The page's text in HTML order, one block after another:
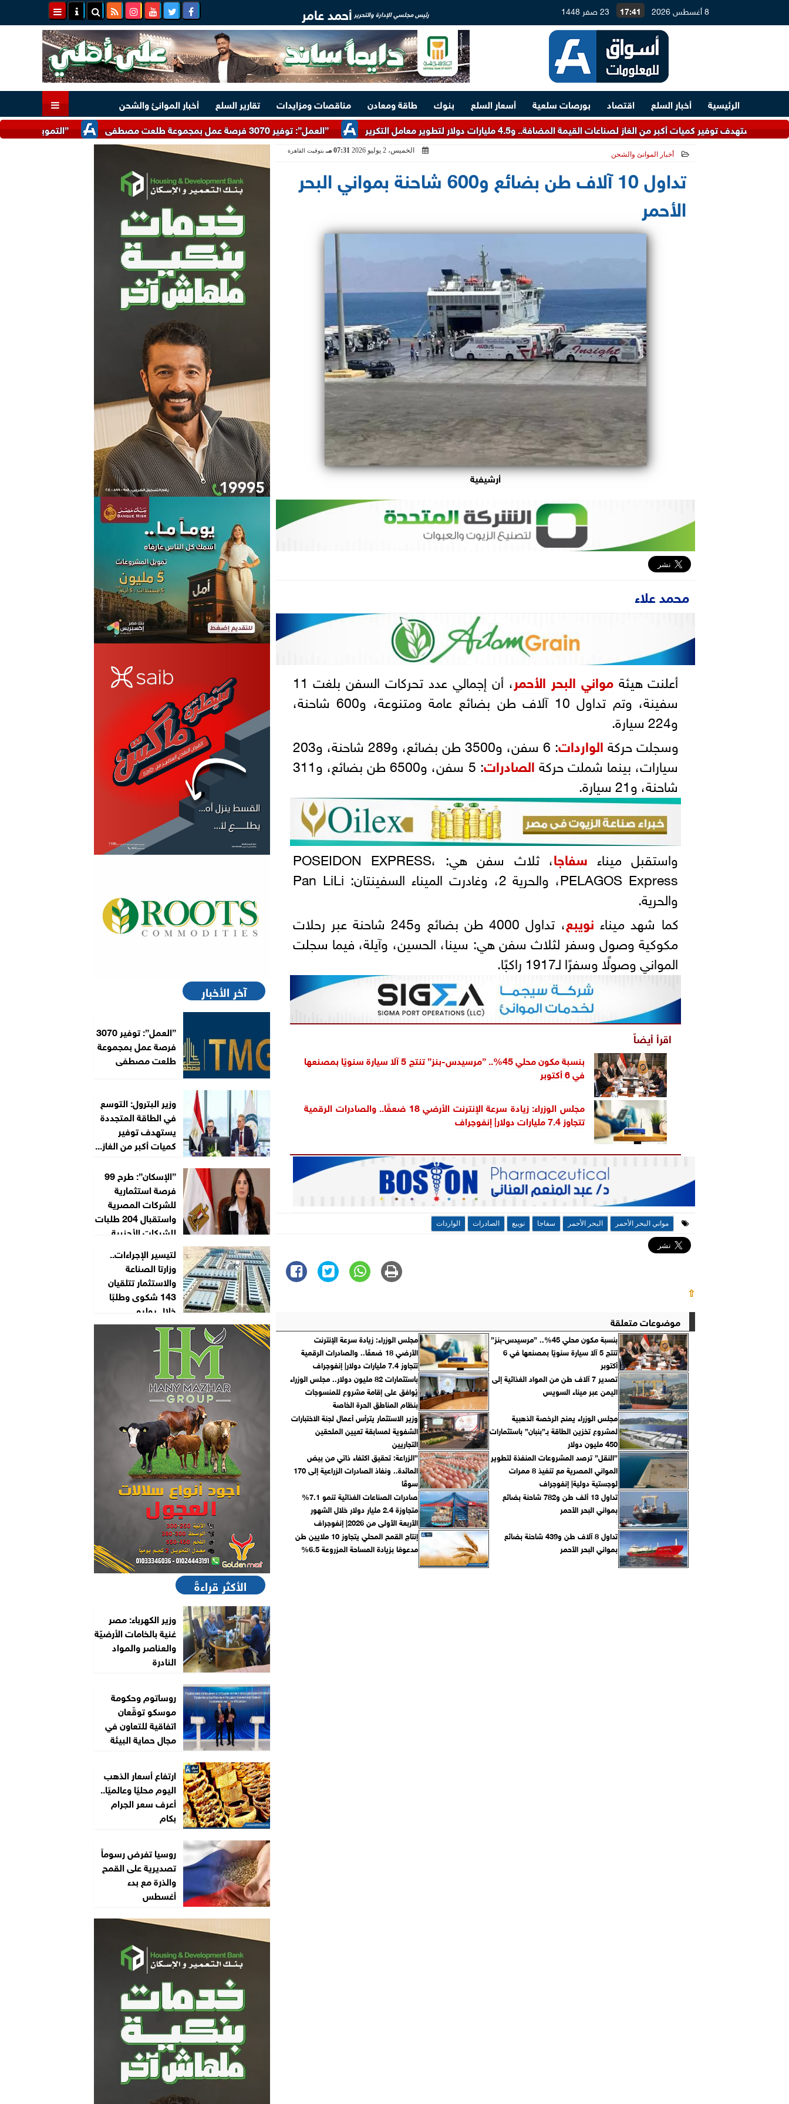
8 أغسطس 2026 17:41 23 صفر 1448 رئيس مجلسي الإدارة والتحرير أحمد عامر
الرئيسية أخبار السلع اقتصاد بورصات سلعية أسعار السلع بنوك طاقة ومعادن مناقصات ومزايدات تقارير السلع
أخبار الموانئ والشحن
”التموين” تتلقى 17 ألف شكوى واستفسار تتعلق بضبط الأسواق وتوفير السلع خلال يوليو
”العمل”: توفير 3070 فرصة عمل بمجموعة طلعت مصطفى من الغاز لصناعات القيمة المضافة.. و4.5 مليارات دولار لتطوير معامل التكرير
أخبار الموانئ والشحن الخميس، 2 يوليو 2026 07:31 مـ بتوقيت القاهرة
تداول 10 آلاف طن بضائع و600 شاحنة بمواني البحر
الأحمر
أرشيفية
محمد علاء
أعلنت هيئةمواني البحر الأحمر
، أن إجمالي عدد تحركات السفن بلغت 11
سفينة، وتم تداول 10 آلاف طن بضائع عامة ومتنوعة، و600 شاحنة،
و224 سيارة.
وسجلت حركةالواردات
: 6 سفن، و3500 طن بضائع، و289 شاحنة، و203
سيارات، بينما شملت حركةالصادرات
: 5 سفن، و6500 طن بضائع، و311
شاحنة، و21 سيارة.
واستقبل ميناء سفاجا
، ثلاث سفن هي: POSEIDON EXPRESS،
PELAGOS Express، والحرية 2، وغادرت الميناء السفينتان: Pan LiLi
والحرية.
كما شهد ميناء نويبع
، تداول 4000 طن بضائع و245 شاحنة عبر رحلات
مكوكية وصول وسفر لثلاث سفن هي: سينا، الحسين، وآيلة، فيما سجلت
المواني وصولًا وسفرًا لـ1917 راكبًا.
اقرأ أيضاً
بنسبة مكون محلي 45%.. ”مرسيدس-بنز” تنتج 5 آلا سيارة سنويًا بمصنعها
في 6 أكتوبر
مجلس الوزراء: زيادة سرعة الإنترنت الأرضي 18 ضعفًا.. والصادرات الرقمية
تتجاوز 7.4 مليارات دولار| إنفوجراف
مواني البحر الأحمر البحر الأحمر سفاجا نويبع الصادرات الواردات
⇧
موضوعات متعلقة
بنسبة مكون محلي 45%.. ”مرسيدس-بنز”
تنتج 5 آلا سيارة سنويًا بمصنعها في 6
أكتوبر
مجلس الوزراء: زيادة سرعة الإنترنت
الأرضي 18 ضعفًا.. والصادرات الرقمية
تتجاوز 7.4 مليارات دولار| إنفوجراف
تصدير 7 آلاف طن من المواد الغذائية إلى
اليمن عبر ميناء السويس
باستثمارات 82 مليون دولار.. مجلس الوزراء
يُوافق على إقامة مشروع للمنسوجات
بنظام المناطق الحرة الخاصة
مجلس الوزراء يمنح الرخصة الذهبية
لمشروع تخزين الطاقة بـ”بنبان” باستثمارات
450 مليون دولار
وزير الاستثمار يترأس أعمال لجنة الاختبارات
الشفوية لمسابقة تعيين الملحقين
التجاريين
”النقل” ترصد المشروعات المنفذة لتطوير
المواني المصرية مع تنفيذ 8 ممرات
لوجستية دولية| إنفوجراف
”الزراعة: تحقيق اكتفاء ذاتي من بيض
المائدة.. ونفاذ الصادرات الزراعية إلى 170
سوقًا
تداول 13 ألف طن و782 شاحنة بضائع
بمواني البحر الأحمر
صادرات الصناعات الغذائية تنمو 7.1%
متجاوزة 2.4 مليار دولار خلال الشهور
الأربعة الأولى من 2026| إنفوجراف
تداول 8 آلاف طن و439 شاحنة بضائع
بمواني البحر الأحمر
إنتاج القمح المحلي يتجاوز 10 ملايين طن
مدعومًا بزيادة المساحة المزروعة 6.5%
آخر الأخبار
”العمل”: توفير 3070
فرصة عمل بمجموعة
طلعت مصطفى
وزير البترول: التوسع
في الطاقة المتجددة
يستهدف توفير
كميات أكبر من الغاز...
”الإسكان”: طرح 99
فرصة استثمارية
للشركات المصرية
واستقبال 204 طلبات
للشركات الأجنبية...
لتيسير الإجراءات..
وزارتا الصناعة
والاستثمار تتلقيان
143 شكوى وطلبًا
خلال يوليو
الأكثر قراءةً
وزير الكهرباء: مصر
غنية بالخامات الأرضيّة
والعناصر والمواد
النادرة
روساتوم وحكومة
موسكو توقّعان
اتفاقية للتعاون في
مجال حماية البيئة
ارتفاع أسعار الذهب
اليوم محليًا وعالميًا..
أعرف سعر الجرام
بكام
روسيا تفرض رسوماً
تصديرية على القمح
والذرة مع بدء
أغسطس